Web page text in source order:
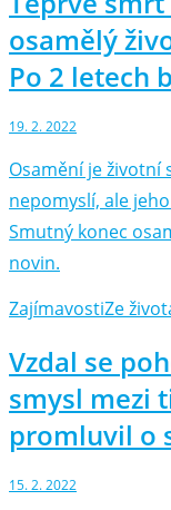
osamělý
Po 2 letech
19. 2. 2022
Osamění je životní
nepomyslí, ale
Smutný konec
novin.
ZajímavostiZe
Vzdal se
smysl mezi
promluvil o
15. 2. 2022